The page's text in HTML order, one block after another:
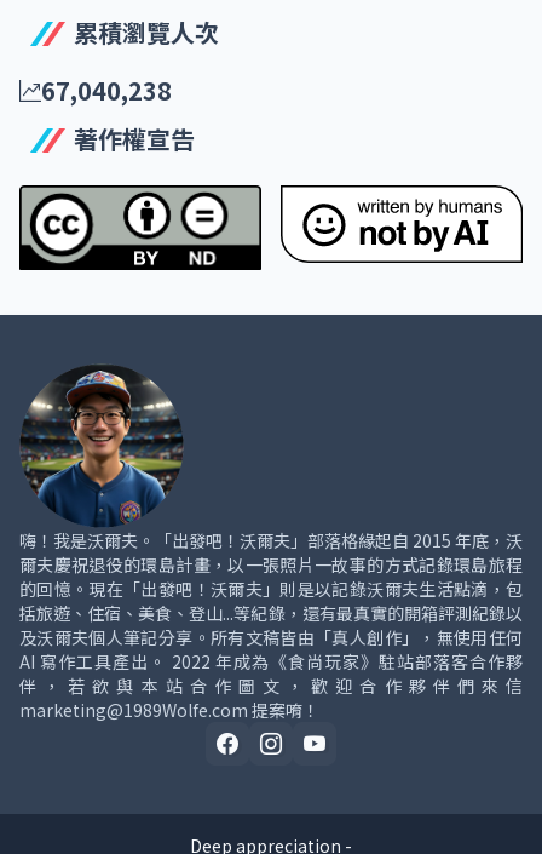
累積瀏覽人次
67,040,238
著作權宣告
嗨！我是沃爾夫。「出發吧！沃爾夫」部落格緣起自 2015 年底，沃
爾夫慶祝退役的環島計畫，以一張照片一故事的方式記錄環島旅程
的回憶。現在「出發吧！沃爾夫」則是以記錄沃爾夫生活點滴，包
括旅遊、住宿、美食、登山...等紀錄，還有最真實的開箱評測紀錄以
及沃爾夫個人筆記分享。所有文稿皆由「真人創作」，無使用任何
AI 寫作工具產出。 2022 年成為《食尚玩家》駐站部落客合作夥
伴，若欲與本站合作圖文，歡迎合作夥伴們來信
marketing@1989Wolfe.com 提案唷！
Deep appreciation -